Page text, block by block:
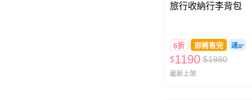
旅行收納行李背包
6折 即將售完
$1190 $1980
最新上架